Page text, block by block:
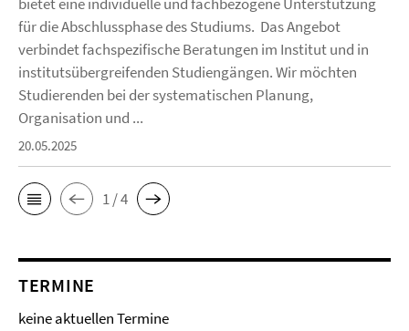
für die Abschlussphase des Studiums. Das Angebot
verbindet fachspezifische Beratungen im Institut und in
institutsübergreifenden Studiengängen. Wir möchten
Studierenden bei der systematischen Planung,
Organisation und ...
20.05.2025
1 / 4
TERMINE
keine aktuellen Termine